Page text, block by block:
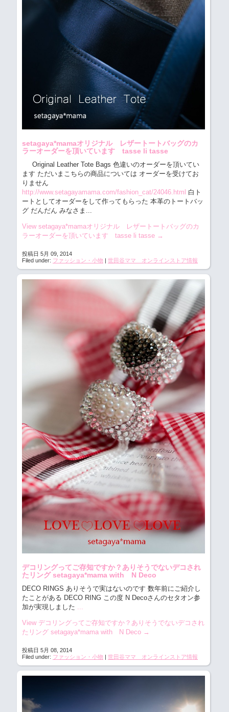
setagaya*mamaオリジナル レザートートバッグのカ
ラーオーダーを頂いています tasse li tasse
Original Leather Tote Bags 色違いのオーダーを頂いてい
ます ただいまこちらの商品については オーダーを受けてお
りません
http://www.setagayamama.com/fashion_cat/24046.html 白ト
ートとしてオーダーをして作ってもらった 本革のトートバッ
グ だんだん みなさま...
View setagaya*mamaオリジナル レザートートバッグのカ
ラーオーダーを頂いています tasse li tasse →
投稿日 5月 09, 2014
Filed under: ファッション・小物 | 世田谷ママ オンラインストア情報
デコリングってご存知ですか？ありそうでないデコされ
たリング setagaya*mama with N Deco
DECO RINGS ありそうで実はないのです 数年前にご紹介し
たことがある DECO RING この度 N Decoさんのセタオン参
加が実現しました ...
View デコリングってご存知ですか？ありそうでないデコされ
たリング setagaya*mama with N Deco →
投稿日 5月 08, 2014
Filed under: ファッション・小物 世田谷ママ オンラインストア情報